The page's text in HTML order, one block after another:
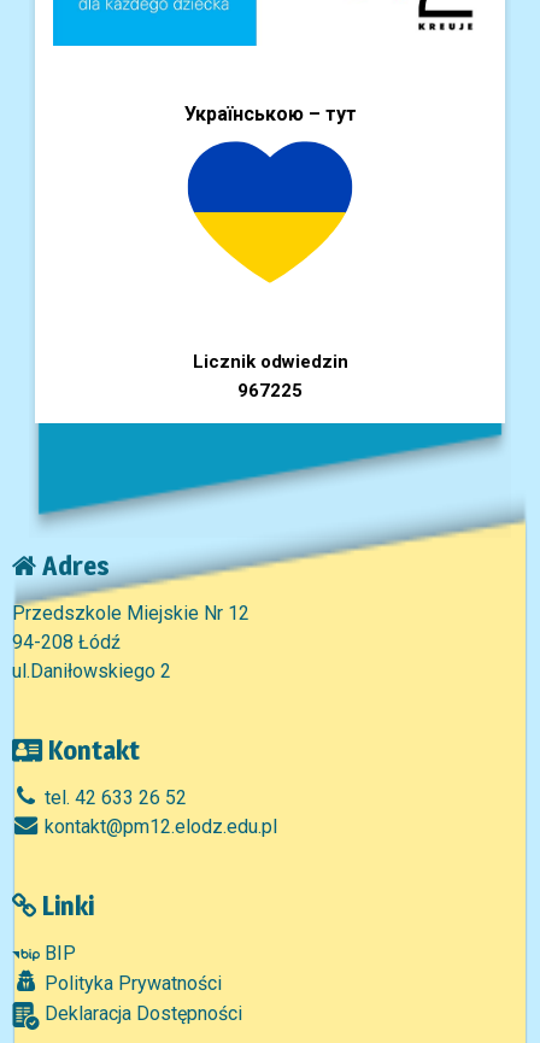
Українською – тут
Licznik odwiedzin
967225
Adres
Przedszkole Miejskie Nr 12
94-208 Łódź
ul.Daniłowskiego 2
Kontakt
tel. 42 633 26 52
kontakt@pm12.elodz.edu.pl
Linki
BIP
Polityka Prywatności
Deklaracja Dostępności